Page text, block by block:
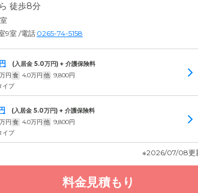
徒歩8分
9室 /電話 0265-74-5158
(入居金 5.0万円) + 介護保険料
万円 食 4.0万円 他 9,800円
イプ
(入居金 5.0万円) + 介護保険料
万円 食 4.0万円 他 9,800円
イプ
※2026/07/08更
料金見積もり